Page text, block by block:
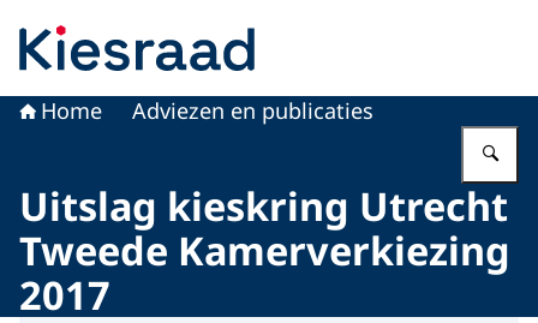
Home Adviezen en publicaties
Uitslag kieskring Utrecht
Tweede Kamerverkiezing
2017